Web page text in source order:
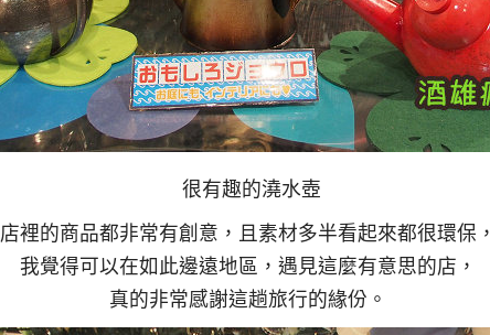
很有趣的澆水壺
店裡的商品都非常有創意，且素材多半看起來都很環保，
我覺得可以在如此邊遠地區，遇見這麼有意思的店，
真的非常感謝這趟旅行的緣份。